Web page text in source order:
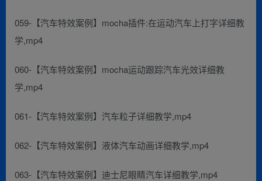
059-【汽车特效案例】mocha插件:在运动汽车上打字详细教
学,mp4
060-【汽车特效案例】mocha运动跟踪汽车光效详细教
学,mp4
061-【汽车特效案例】汽车粒子详细教学,mp4
062-【汽车特效案例】液体汽车动画详细教学,mp4
063-【汽车特效案例】迪士尼眼睛汽车详细教学,mp4